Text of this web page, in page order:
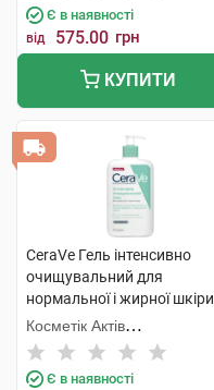
Є в наявності
від 575.00 грн
КУПИТИ
CeraVe Гель інтенсивно
очищувальний для
нормальної і жирної шкіри
обличчя та тіла 473 мл 1
флакон
Косметік Актів
Інтернаціональ
Є в наявності